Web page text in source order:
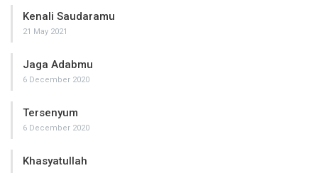
Kenali Saudaramu
21 May 2021
Jaga Adabmu
6 December 2020
Tersenyum
6 December 2020
Khasyatullah